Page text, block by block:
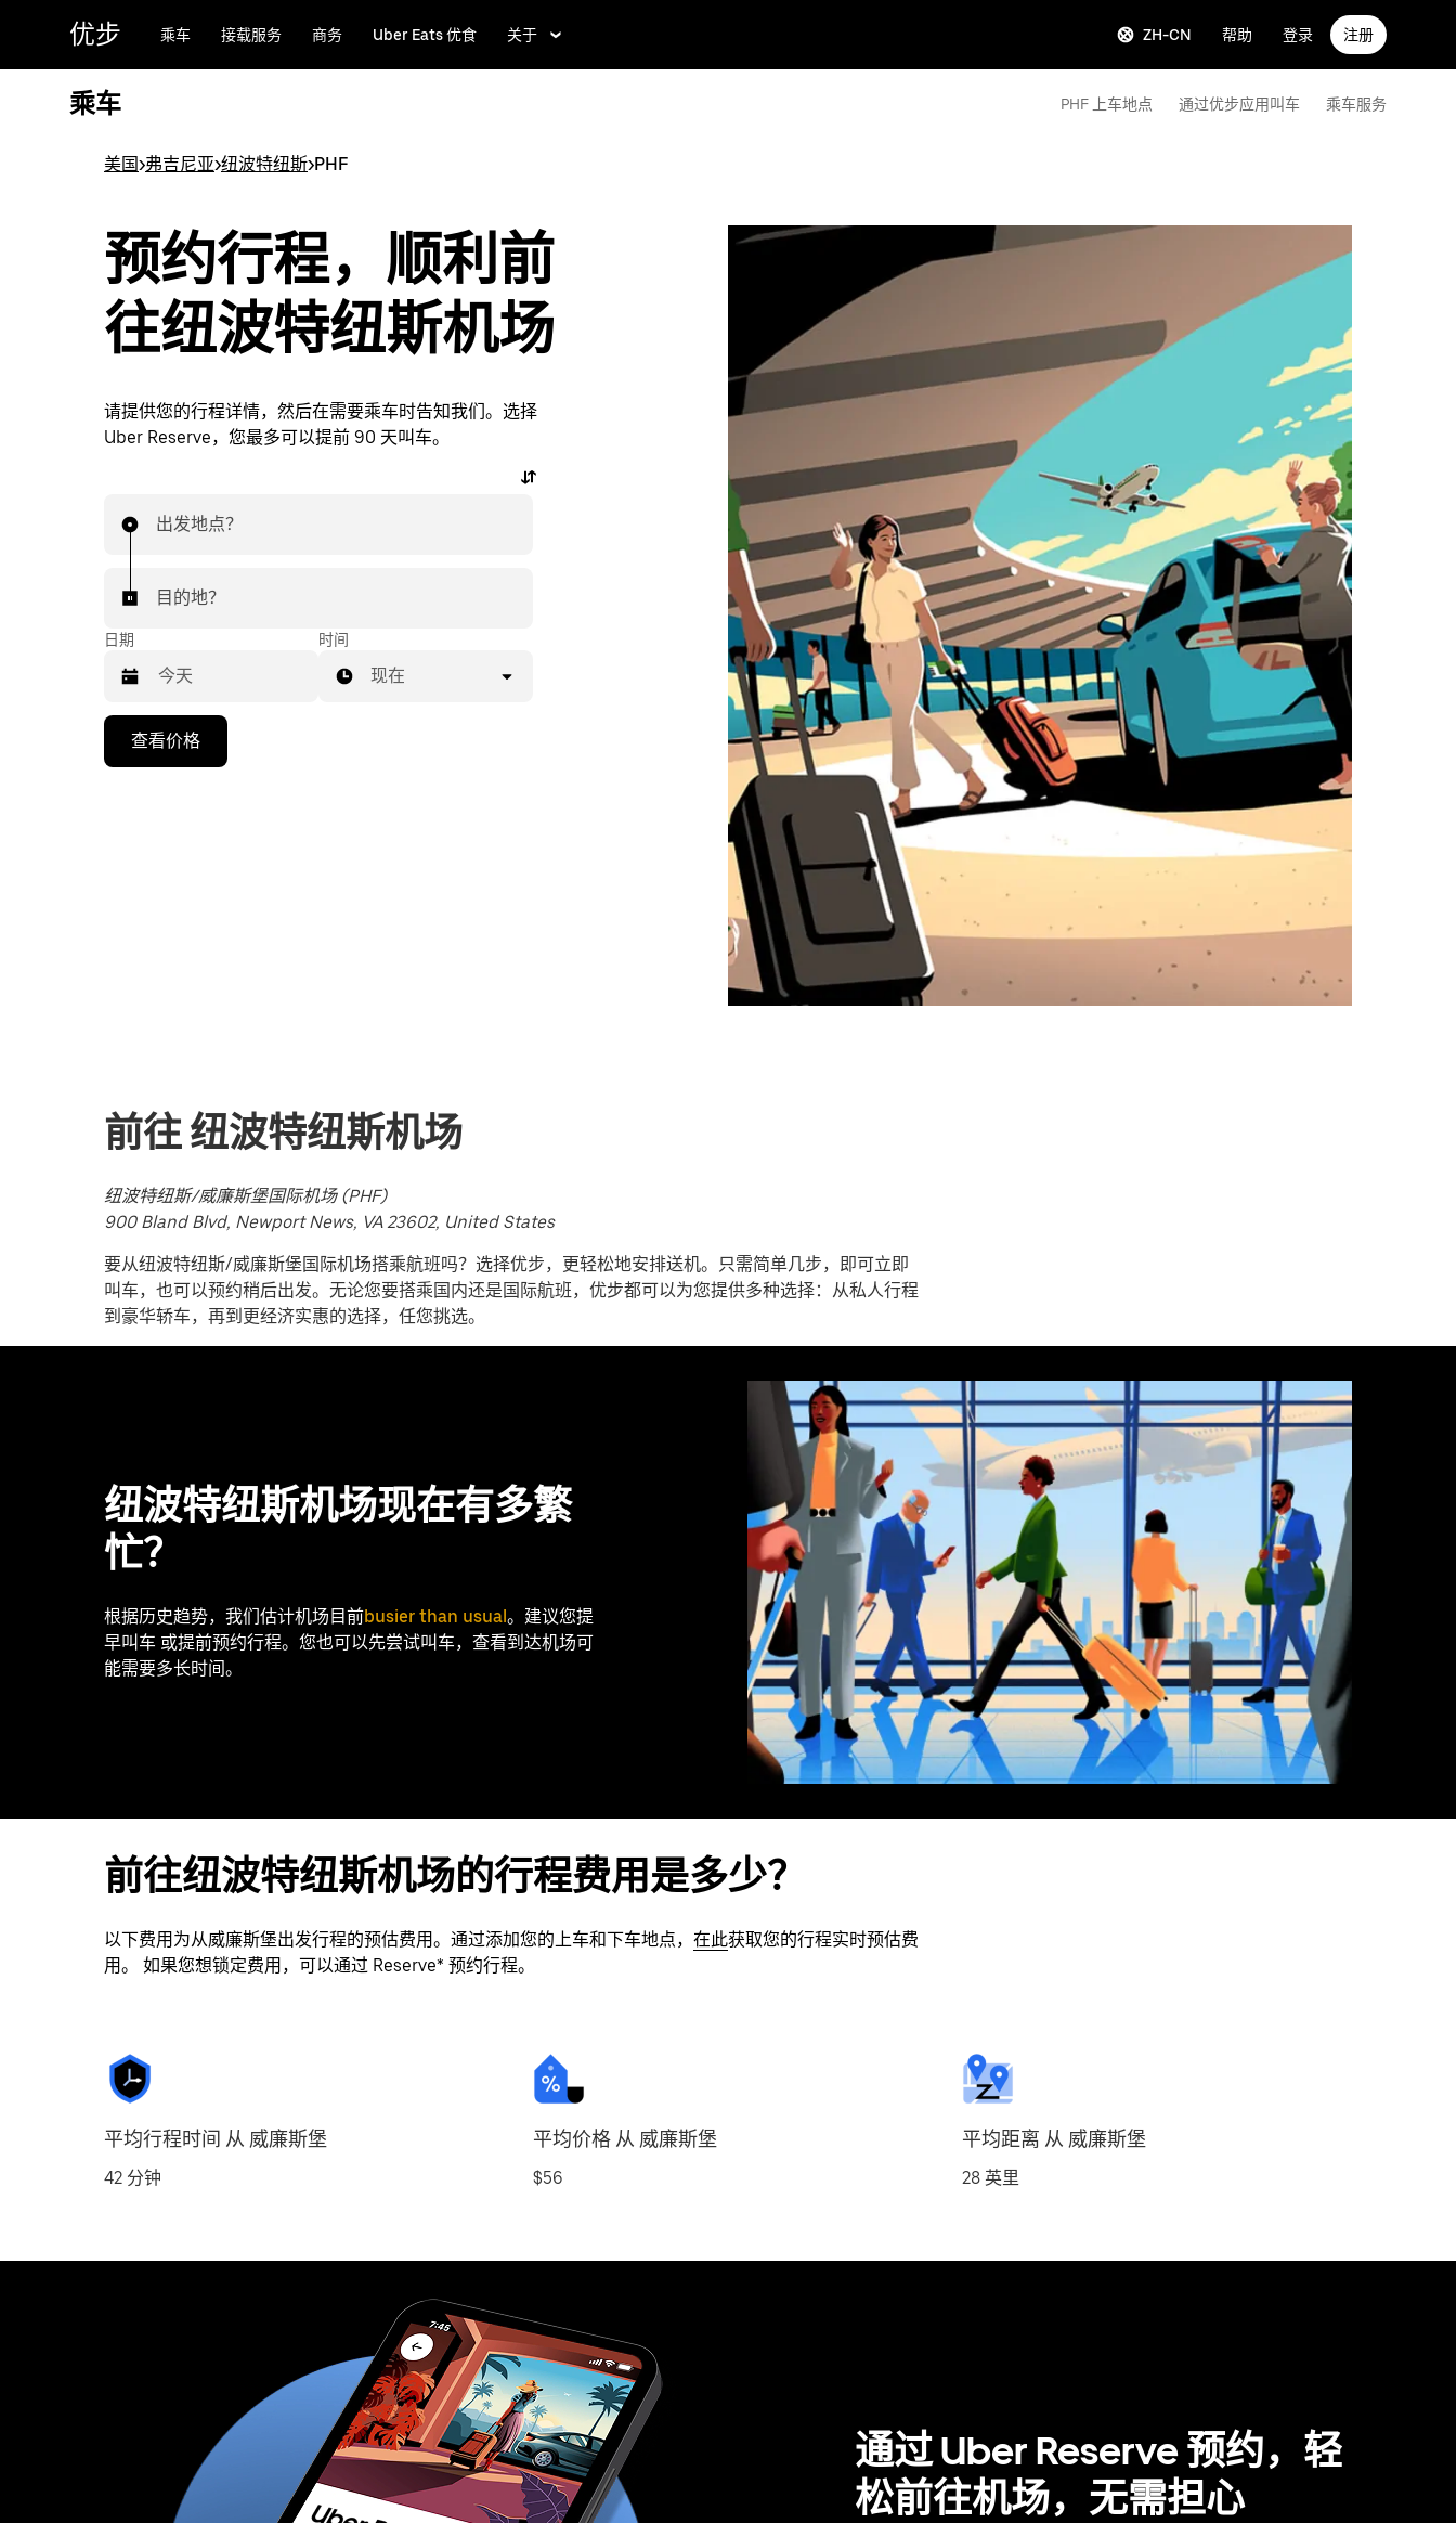
优步 乘车 接载服务 商务 Uber Eats 优食 关于 ZH-CN 帮助 登录 注册
乘车 PHF 上车地点 通过优步应用叫车 乘车服务
美国>弗吉尼亚>纽波特纽斯>PHF
预约行程，顺利前
往纽波特纽斯机场
请提供您的行程详情，然后在需要乘车时告知我们。选择
Uber Reserve，您最多可以提前 90 天叫车。
出发地点？
目的地？
日期
向
期。
按
出
键
可
关
闭
时间
现在
查看价格
前往 纽波特纽斯机场
纽波特纽斯/威廉斯堡国际机场 (PHF)
900 Bland Blvd, Newport News, VA 23602, United States
要从纽波特纽斯/威廉斯堡国际机场搭乘航班吗？选择优步，更轻松地安排送机。只需简单几步，即可立即
叫车，也可以预约稍后出发。无论您要搭乘国内还是国际航班，优步都可以为您提供多种选择：从私人行程
到豪华轿车，再到更经济实惠的选择，任您挑选。
纽波特纽斯机场现在有多繁
忙？
根据历史趋势，我们估计机场目前busier than usual。建议您提
早叫车 或提前预约行程。您也可以先尝试叫车，查看到达机场可
能需要多长时间。
前往纽波特纽斯机场的行程费用是多少？
以下费用为从威廉斯堡出发行程的预估费用。通过添加您的上车和下车地点， 在此获取您的行程实时预估费
用。 如果您想锁定费用，可以通过 Reserve* 预约行程。
平均行程时间 从 威廉斯堡
42 分钟
平均价格 从 威廉斯堡
$56
平均距离 从 威廉斯堡
28 英里
通过 Uber Reserve 预约，轻
松前往机场，无需担心